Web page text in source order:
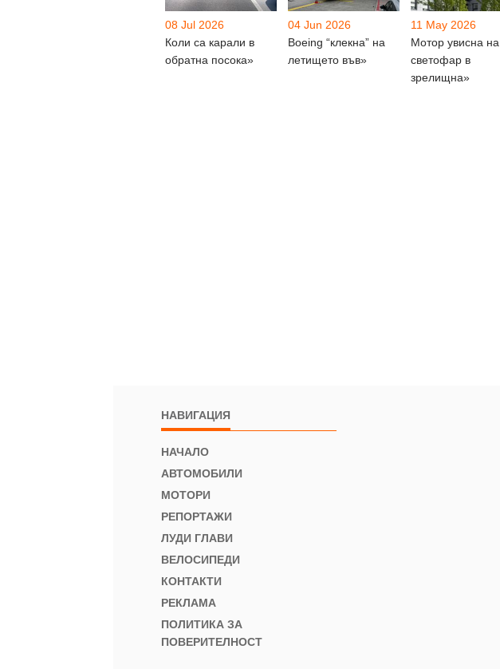
08 Jul 2026
Коли са карали в
обратна посока»
04 Jun 2026
Boeing “клекна” на
летището във»
11 May 2026
Мотор увисна на
светофар в
зрелищна»
НАВИГАЦИЯ
НАЧАЛО
АВТОМОБИЛИ
МОТОРИ
РЕПОРТАЖИ
ЛУДИ ГЛАВИ
ВЕЛОСИПЕДИ
КОНТАКТИ
РЕКЛАМА
ПОЛИТИКА ЗА
ПОВЕРИТЕЛНОСТ